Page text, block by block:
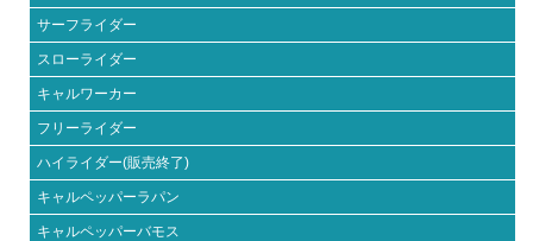
サーフライダー
スローライダー
キャルワーカー
フリーライダー
ハイライダー(販売終了)
キャルペッパーラパン
キャルペッパーバモス